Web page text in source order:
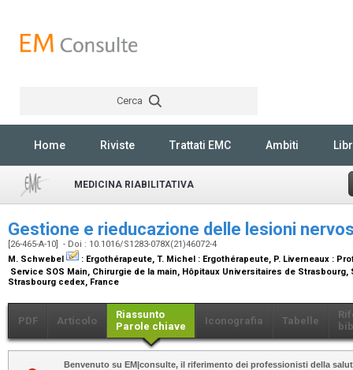
Cerca
Home Riviste Trattati EMC Ambiti
MEDICINA RIABILITATIVA
Gestione e rieducazione delle lesioni
[26-465-A-10] - Doi : 10.1016/S1283-078X(21)46072-4
M. Schwebel
: Ergothérapeute, T. Michel : Ergothérapeute, P. Liverneaux :
Service SOS Main, Chirurgie de la main, Hôpitaux Universitaires de Strasbourg,
Strasbourg cedex, France
PDF Articolo
Riassunto
Parole chiave
Iconografia Tabelle
Benvenuto su EM|consulte, il riferimento dei professionisti della